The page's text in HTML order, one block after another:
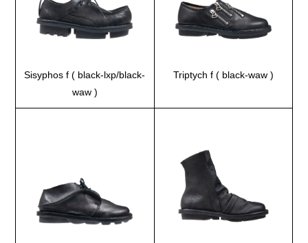
Sisyphos f ( black-lxp/black-
waw )
Triptych f ( black-waw )